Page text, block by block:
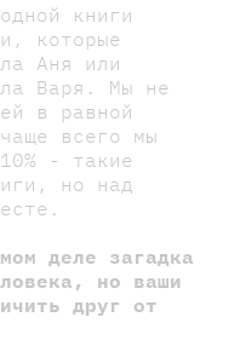
книги
которые
Аня или
Варя. Мы не
в равной
всего мы
- такие
но над
деле загадка
но ваши
друг от